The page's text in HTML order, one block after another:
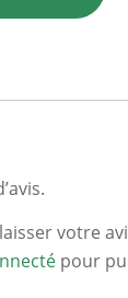
votre
pour